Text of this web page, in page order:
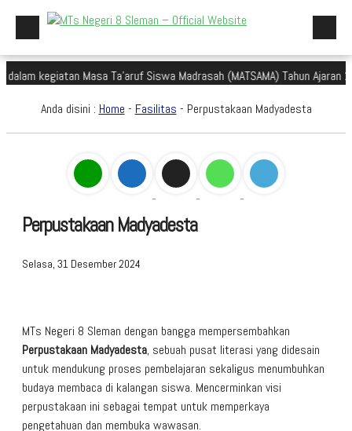
Beranda
Profil Madrasah
Perpustakaan Madyadesta
PPID
Masa Ta'aruf Siswa Madrasah (MATSAMA) Tahun Ajaran 2025/
Anda disini : Home - Fasilitas - Perpustakaan Madyadesta
Perpustakaan Madyadesta
Selasa, 31 Desember 2024
MTs Negeri 8 Sleman dengan bangga mempersembahkan
Perpustakaan Madyadesta, sebuah pusat literasi yang didesain
untuk mendukung proses pembelajaran sekaligus menumbuhkan
budaya membaca di kalangan siswa. Mencerminkan visi
perpustakaan ini sebagai tempat untuk memperkaya
pengetahuan dan membuka wawasan.